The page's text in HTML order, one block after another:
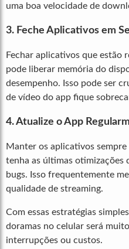
uma boa velocidade de
3. Feche Aplicativos em
Fechar aplicativos que estão
pode liberar memória do
desempenho. Isso pode ser
de vídeo do app fique
4. Atualize o App
Manter os aplicativos
tenha as últimas otimizações
bugs. Isso frequentemente
qualidade de streaming.
Com essas estratégias
doramas no celular será
interrupções ou custos.